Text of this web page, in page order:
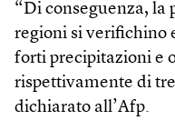
“Di conseguenza, la
regioni si verifichino
forti precipitazioni e
rispettivamente di
dichiarato all’Afp.